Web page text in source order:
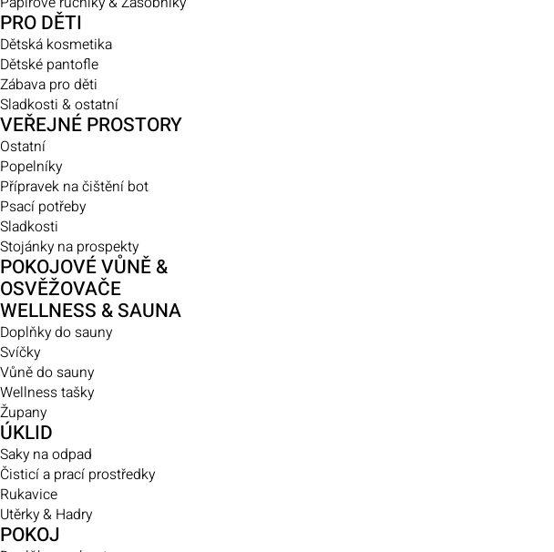
PRO DĚTI
Dětská kosmetika
Dětské pantofle
Zábava pro děti
Sladkosti & ostatní
VEŘEJNÉ PROSTORY
Ostatní
Popelníky
Přípravek na čištění bot
Psací potřeby
Sladkosti
Stojánky na prospekty
POKOJOVÉ VŮNĚ &
OSVĚŽOVAČE
WELLNESS & SAUNA
Doplňky do sauny
Svíčky
Vůně do sauny
Wellness tašky
Župany
ÚKLID
Saky na odpad
Čisticí a prací prostředky
Rukavice
Utěrky & Hadry
POKOJ